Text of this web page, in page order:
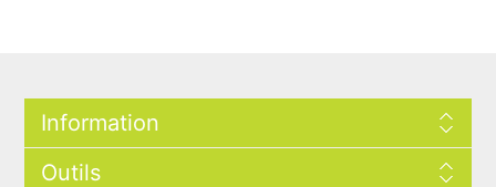
Information
Outils